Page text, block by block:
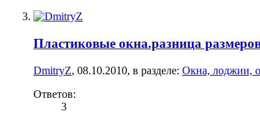
Пластиковые окна.разница
DmitryZ, 08.10.2010, в разделе: Окна, лоджии,
Ответов:
3